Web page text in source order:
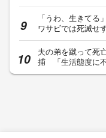
「うわ、生きて
ワサビでは死滅
夫の弟を蹴って死
捕 「生活態度に